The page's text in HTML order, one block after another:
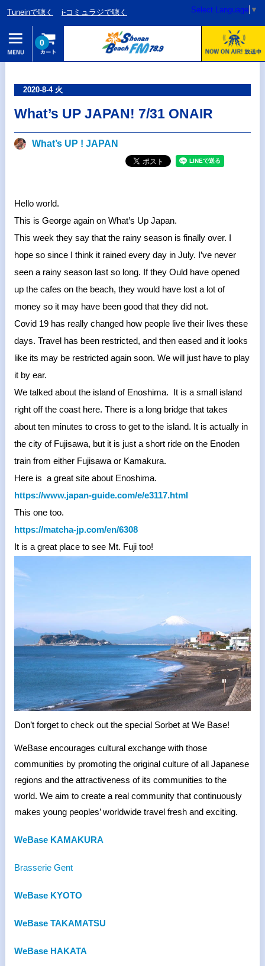
Tuneinで聴く i-コミュラジで聴く Select Language ▼
0
2020-8-4 火
What’s UP JAPAN! 7/31 ONAIR
What’s UP ! JAPAN
Hello world.
This is George again on What’s Up Japan.
This week they say that the rainy season is finally over. I
hope so since I think it rained every day in July. I’ve never
seen a rainy season last so long. If they Ould have opened
up the cafes on the beach, they would have lost a lot of
money so it may have been good that they did not.
Covid 19 has really changed how people live their lives these
days. Travel has been restricted, and then eased and it looks
like its may be restricted again soon. We will just have to play
it by ear.
We talked about the island of Enoshima. It is a small island
right off the coast here. There is a long bridge that takes
about ten minutes to cross to get to the island. It is actually in
the city of Fujisawa, but it is just a short ride on the Enoden
train from either Fujisawa or Kamakura.
Here is a great site about Enoshima.
https://www.japan-guide.com/e/e3117.html
This one too.
https://matcha-jp.com/en/6308
It is a great place to see Mt. Fuji too!
Don’t forget to check out the special Sorbet at We Base!
WeBase encourages cultural exchange with those
communities by promoting the original culture of all Japanese
regions and the attractiveness of its communities to the
world. We aim to create a real community that continuously
makes young peoples’ worldwide travel fresh and exciting.
WeBase KAMAKURA
Brasserie Gent
WeBase KYOTO
WeBase TAKAMATSU
WeBase HAKATA